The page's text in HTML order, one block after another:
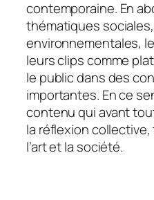
contemporaine. En
thématiques
environnementales,
leurs clips comme
le public dans des
importantes. En ce
contenu qui avant
la réflexion
l’art et la société.